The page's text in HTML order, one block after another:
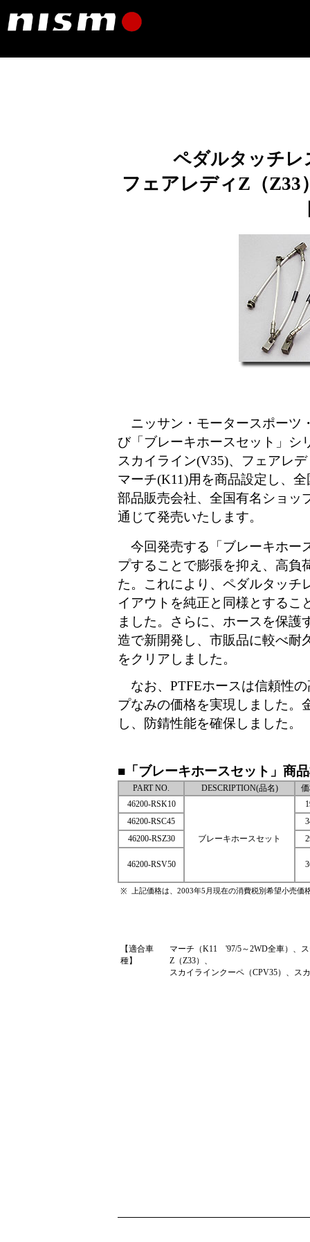
ペダルタッチレ
フェアレディZ（Z33
ニッサン・モータースポーツ
び「ブレーキホースセット」シ
スカイライン(V35)、フェアレ
マーチ(K11)用を商品設定し、
部品販売会社、全国有名ショッ
通じて発売いたします。
今回発売する「ブレーキホー
プすることで膨張を抑え、高負
た。これにより、ペダルタッチ
イアウトを純正と同様とするこ
ました。さらに、ホースを保
造で新開発し、市販品に較べ耐
をクリアしました。
なお、PTFEホースは信頼性
プなみの価格を実現しました。
し、防錆性能を確保しました。
■「ブレーキホースセット」商
PART NO. DESCRIPTION(品名)
46200-RSK10
ブレーキホースセット
46200-RSC45
46200-RSZ30
46200-RSV50
※ 上記価格は、2003年5月現在の消費税別希望小売価
【適合車
種】
マーチ（K11 '97/5～2WD全車）、
Z（Z33）、
スカイラインクーペ（CPV35）、ス